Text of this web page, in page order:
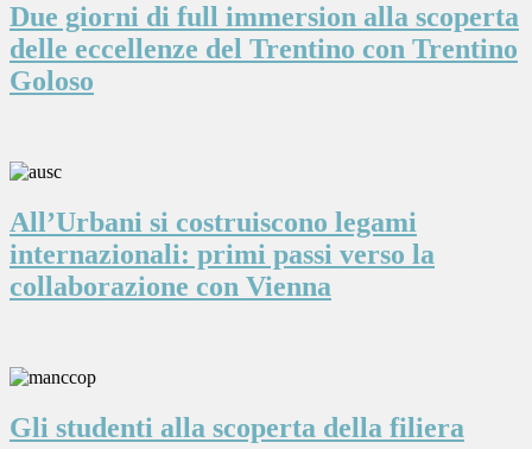
Due giorni di full immersion alla scoperta
delle eccellenze del Trentino con Trentino
Goloso
All’Urbani si costruiscono legami
internazionali: primi passi verso la
collaborazione con Vienna
Gli studenti alla scoperta della filiera